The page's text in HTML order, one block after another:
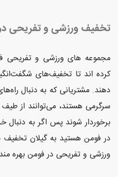
و
آرایشی
پزشکی
و
سلامت
ورزشی
تخفیف ورزشی و تفریحی
مجموعه‌ های ورزشی و تفریحی
کرده اند تا تخفیف‌های
دهند. مشتریانی که به دنبال
سرگرمی هستند، می‌توانند از
برخوردار شوند پس اگر به
در فومن هستید به گیلان تخفیف
ورزشی و تفریحی در فومن بهره